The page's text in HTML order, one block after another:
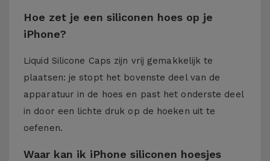
Hoe zet je een siliconen hoes op je
iPhone?
Liquid Silicone Caps zijn vrij gemakkelijk te
plaatsen: je stopt het bovenste deel van de
apparatuur in de hoes en past het onderste deel
in door een lichte druk op de hoeken uit te
oefenen.
Waar kan ik iPhone siliconen hoesjes